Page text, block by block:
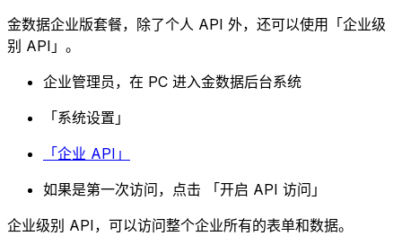
金数据企业版套餐，除了个人 API 外，还可以使用「企业级
别 API」。
企业管理员，在 PC 进入金数据后台系统
「系统设置」
「企业 API」
如果是第一次访问，点击 「开启 API 访问」
企业级别 API，可以访问整个企业所有的表单和数据。